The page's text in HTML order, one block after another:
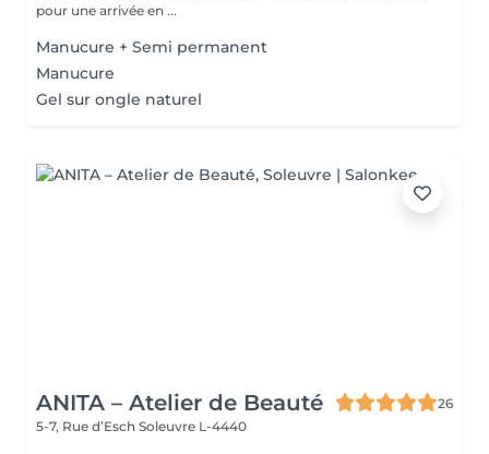
pour une arrivée en ...
Manucure + Semi permanent
Manucure
Gel sur ongle naturel
ANITA – Atelier de Beauté
26
5-7, Rue d’Esch Soleuvre L-4440